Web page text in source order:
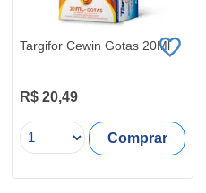
Targifor Cewin Gotas 20Ml
R$ 20,49
Comprar